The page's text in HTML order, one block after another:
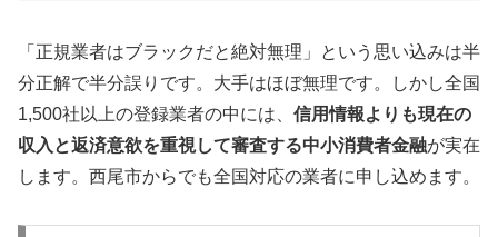
「正規業者はブラックだと絶対無理」という思い込みは半
分正解で半分誤りです。大手はほぼ無理です。しかし全国
1,500社以上の登録業者の中には、 信用情報よりも現在の
収入と返済意欲を重視して審査する中小消費者金融が実在
します。西尾市からでも全国対応の業者に申し込めます。